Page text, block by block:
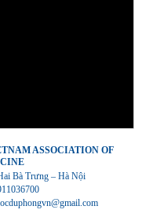
ASSOCIATION OF
Bà Trưng – Hà Nội